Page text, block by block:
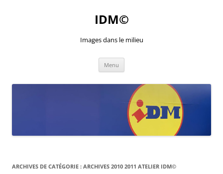
IDM©
Images dans le milieu
Menu
ARCHIVES DE CATÉGORIE : ARCHIVES 2010 2011 ATELIER IDM©